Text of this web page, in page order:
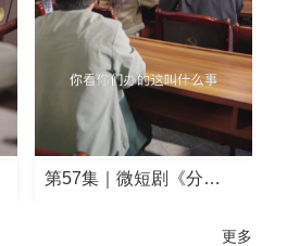
第58集｜微短剧《分…
更多